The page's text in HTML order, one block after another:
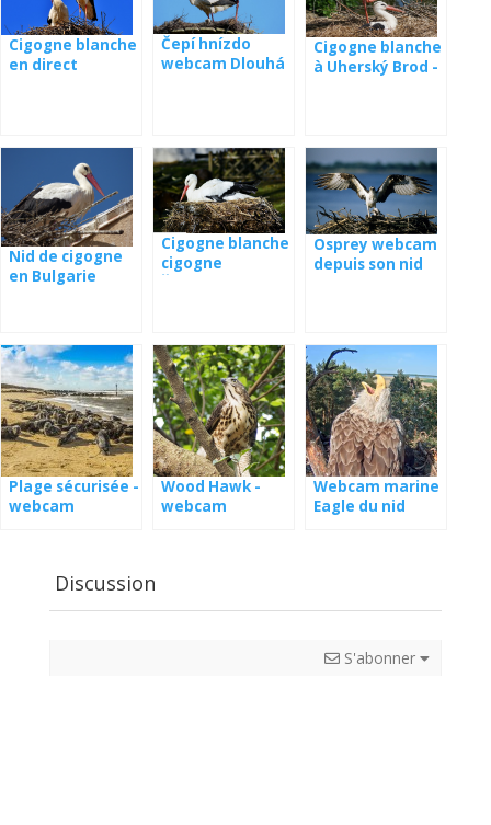
Cigogne blanche
en direct
Čepí hnízdo
webcam Dlouhá
Cigogne blanche
à Uherský Brod -
Nid de cigogne
en Bulgarie
Cigogne blanche
cigogne
Osprey webcam
depuis son nid
Plage sécurisée -
webcam
Wood Hawk -
webcam
Webcam marine
Eagle du nid
Discussion
S'abonner